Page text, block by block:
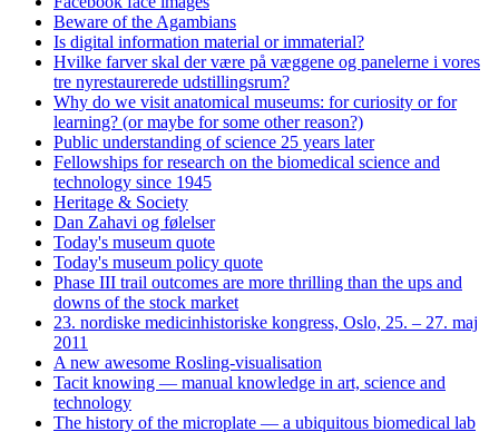
Beware of the Agambians
Is digital information material or immaterial?
Hvilke farver skal der være på væggene og panelerne i vores
tre nyrestaurerede udstillingsrum?
Why do we visit anatomical museums: for curiosity or for
learning? (or maybe for some other reason?)
Public understanding of science 25 years later
Fellowships for research on the biomedical science and
technology since 1945
Heritage & Society
Dan Zahavi og følelser
Today's museum quote
Today's museum policy quote
Phase III trail outcomes are more thrilling than the ups and
downs of the stock market
23. nordiske medicinhistoriske kongress, Oslo, 25. – 27. maj
2011
A new awesome Rosling-visualisation
Tacit knowing — manual knowledge in art, science and
technology
The history of the microplate — a ubiquitous biomedical lab